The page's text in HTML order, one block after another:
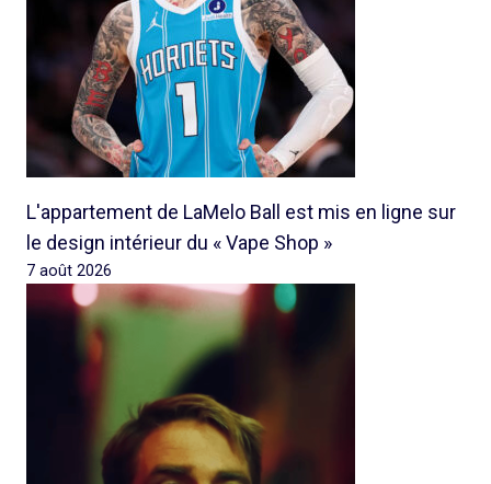
L'appartement de LaMelo Ball est mis en ligne sur
le design intérieur du « Vape Shop »
7 août 2026